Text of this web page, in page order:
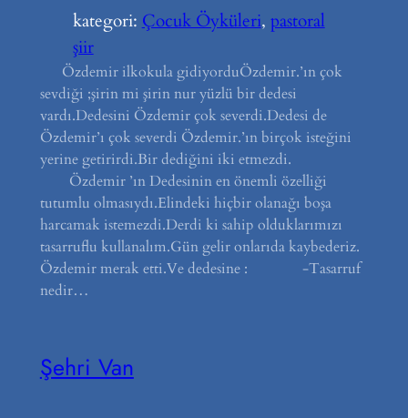
kategori: Çocuk Öyküleri, pastoral
şiir
Özdemir ilkokula gidiyorduÖzdemir.’ın çok
sevdiği ;şirin mi şirin nur yüzlü bir dedesi
vardı.Dedesini Özdemir çok severdi.Dedesi de
Özdemir’ı çok severdi Özdemir.’ın birçok isteğini
yerine getirirdi.Bir dediğini iki etmezdi.
Özdemir ’ın Dedesinin en önemli özelliği
tutumlu olmasıydı.Elindeki hiçbir olanağı boşa
harcamak istemezdi.Derdi ki sahip olduklarımızı
tasarruflu kullanalım.Gün gelir onlarıda kaybederiz.
Özdemir merak etti.Ve dedesine : -Tasarruf
nedir…
Şehri Van